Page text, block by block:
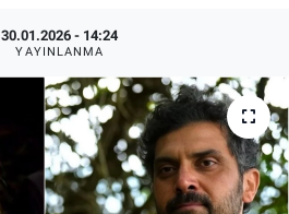
30.01.2026 - 14:24
YAYINLANMA